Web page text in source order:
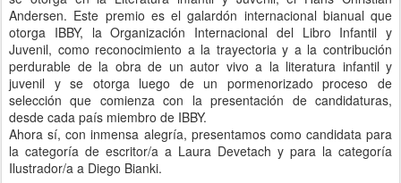
Andersen. Este premio es el galardón internacional bianual que
otorga IBBY, la Organización Internacional del Libro Infantil y
Juvenil, como reconocimiento a la trayectoria y a la contribución
perdurable de la obra de un autor vivo a la literatura infantil y
juvenil y se otorga luego de un pormenorizado proceso de
selección que comienza con la presentación de candidaturas,
desde cada país miembro de IBBY.
Ahora sí, con inmensa alegría, presentamos como candidata para
la categoría de escritor/a a Laura Devetach y para la categoría
Ilustrador/a a Diego Bianki.